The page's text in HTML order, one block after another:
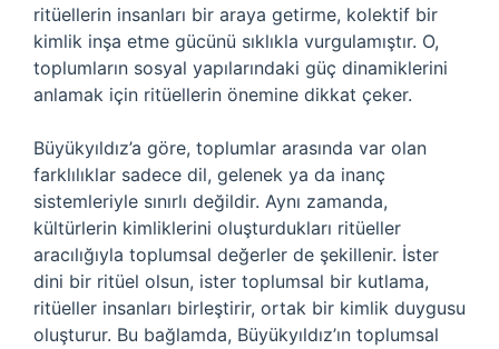
ritüellerin insanları bir araya getirme, kolektif bir
kimlik inşa etme gücünü sıklıkla vurgulamıştır. O,
toplumların sosyal yapılarındaki güç dinamiklerini
anlamak için ritüellerin önemine dikkat çeker.
Büyükyıldız’a göre, toplumlar arasında var olan
farklılıklar sadece dil, gelenek ya da inanç
sistemleriyle sınırlı değildir. Aynı zamanda,
kültürlerin kimliklerini oluşturdukları ritüeller
aracılığıyla toplumsal değerler de şekillenir. İster
dini bir ritüel olsun, ister toplumsal bir kutlama,
ritüeller insanları birleştirir, ortak bir kimlik duygusu
oluşturur. Bu bağlamda, Büyükyıldız’ın toplumsal